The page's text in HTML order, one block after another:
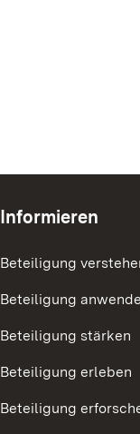
Informieren
Beteiligung
Beteiligung
Beteiligung stärken
Beteiligung erleben
Beteiligung